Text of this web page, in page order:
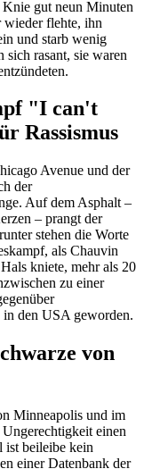
Knie gut neun Minuten
wieder flehte, ihn
und starb wenig
sich rasant, sie waren
"I can't
Rassismus
Avenue und der
der
Auf dem Asphalt –
– prangt der
stehen die Worte
als Chauvin
kniete, mehr als 20
zu einer
den USA geworden.
von
Minneapolis und im
einen
ist beileibe kein
einer Datenbank der